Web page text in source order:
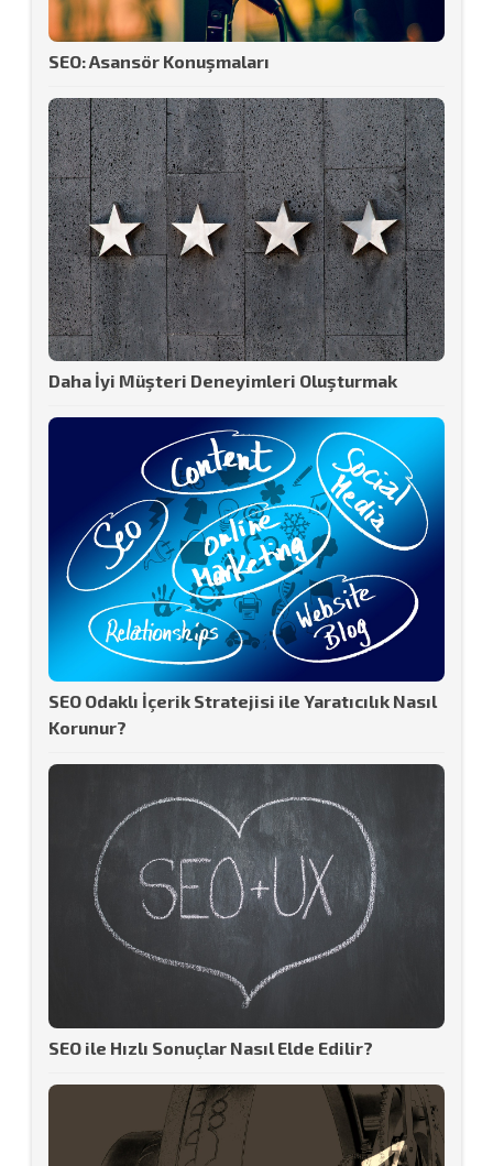
SEO: Asansör Konuşmaları
Daha İyi Müşteri Deneyimleri Oluşturmak
SEO Odaklı İçerik Stratejisi ile Yaratıcılık Nasıl
Korunur?
SEO ile Hızlı Sonuçlar Nasıl Elde Edilir?